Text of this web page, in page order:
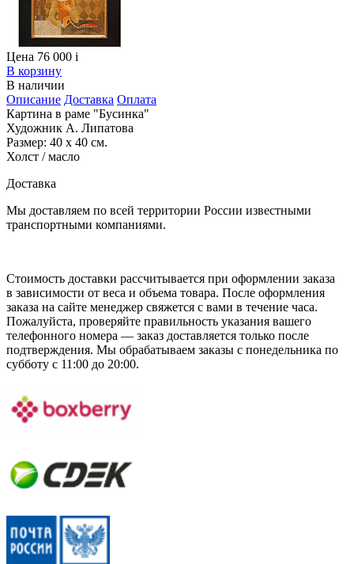
Цена 76 000 i
В корзину
В наличии
Описание Доставка Оплата
Картина в раме "Бусинка"
Художник А. Липатова
Размер: 40 х 40 см.
Холст / масло
Доставка
Мы доставляем по всей территории России известными
транспортными компаниями.
Стоимость доставки рассчитывается при оформлении заказа
в зависимости от веса и объема товара. После оформления
заказа на сайте менеджер свяжется с вами в течение часа.
Пожалуйста, проверяйте правильность указания вашего
телефонного номера — заказ доставляется только после
подтверждения. Мы обрабатываем заказы с понедельника по
субботу с 11:00 до 20:00.